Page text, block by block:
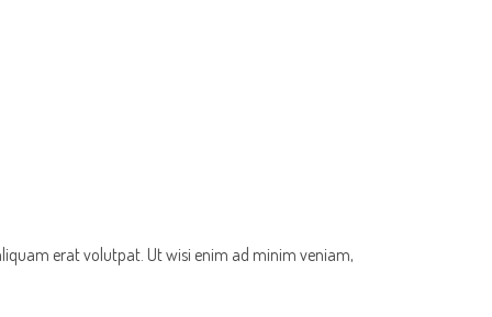
erat volutpat. Ut wisi enim ad minim veniam,